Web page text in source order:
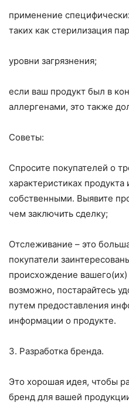
применение
таких как стерилизация
уровни загрязнения;
если ваш продукт был в
аллергенами, это также
Советы:
Спросите покупателей о
характеристиках
собственными. Выявите
чем заключить сделку;
Отслеживание – это
покупатели
происхождение
возможно, постарайтесь
путем предоставления
информации о продукте.
3. Разработка бренда.
Это хорошая идея, чтобы
бренд для вашей